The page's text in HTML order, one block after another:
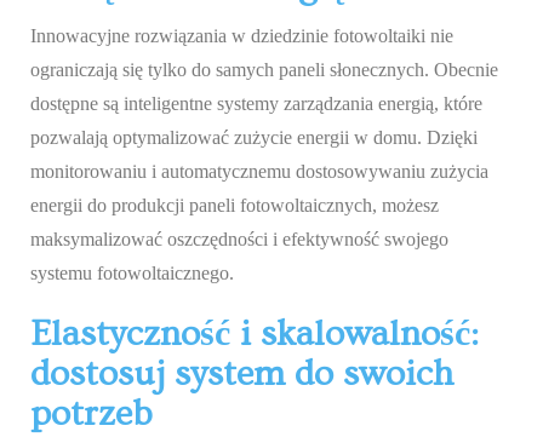
Innowacyjne rozwiązania w dziedzinie fotowoltaiki nie
ograniczają się tylko do samych paneli słonecznych. Obecnie
dostępne są inteligentne systemy zarządzania energią, które
pozwalają optymalizować zużycie energii w domu. Dzięki
monitorowaniu i automatycznemu dostosowywaniu zużycia
energii do produkcji paneli fotowoltaicznych, możesz
maksymalizować oszczędności i efektywność swojego
systemu fotowoltaicznego.
Elastyczność i skalowalność:
dostosuj system do swoich
potrzeb